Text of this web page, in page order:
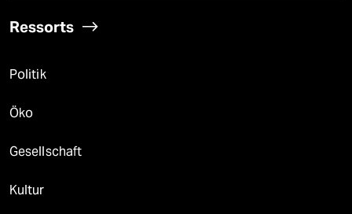
Ressorts
Politik
Öko
Gesellschaft
Kultur